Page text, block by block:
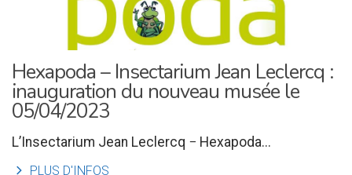
Hexapoda – Insectarium Jean Leclercq :
inauguration du nouveau musée le
05/04/2023
L’Insectarium Jean Leclercq − Hexapoda...
l PLUS D'INFOS